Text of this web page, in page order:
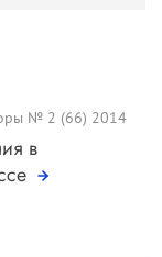
№ 2 (66) 2014
в